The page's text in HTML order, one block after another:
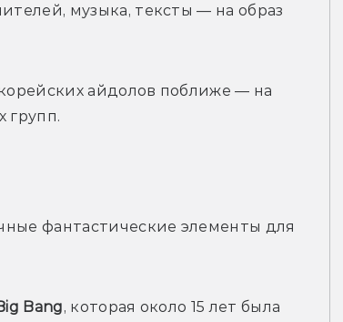
музыка, тексты — на образ
айдолов поближе — на
групп.
фантастические элементы для
Bang, которая около 15 лет была